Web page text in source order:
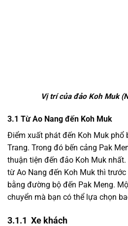
Vị trí của đảo Koh Muk
3.1 Từ Ao Nang đến Koh Muk
Điểm xuất phát đến Koh Muk phổ
Trang. Trong đó bến cảng Pak
thuận tiện đến đảo Koh Muk
từ Ao Nang đến Koh Muk thì
bằng đường bộ đến Pak Meng.
chuyển mà bạn có thể lựa chọn
3.1.1 Xe khách